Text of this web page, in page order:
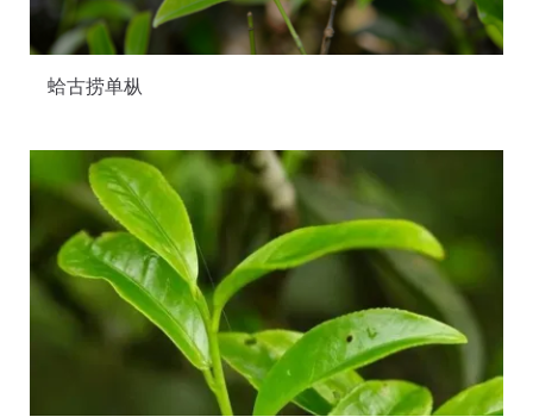
蛤古捞单枞